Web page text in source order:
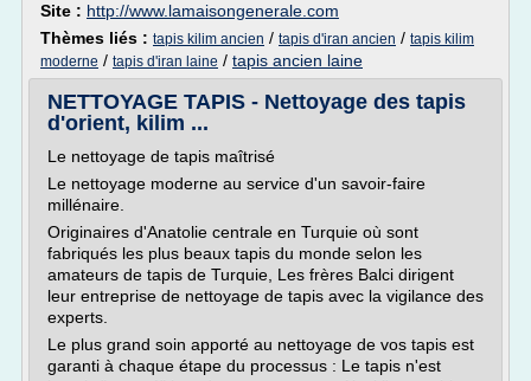
Site : http://www.lamaisongenerale.com
Thèmes liés : tapis kilim ancien / tapis d'iran ancien / tapis kilim
moderne / tapis d'iran laine / tapis ancien laine
NETTOYAGE TAPIS - Nettoyage des tapis
d'orient, kilim ...
Le nettoyage de tapis maîtrisé
Le nettoyage moderne au service d'un savoir-faire
millénaire.
Originaires d'Anatolie centrale en Turquie où sont
fabriqués les plus beaux tapis du monde selon les
amateurs de tapis de Turquie, Les frères Balci dirigent
leur entreprise de nettoyage de tapis avec la vigilance des
experts.
Le plus grand soin apporté au nettoyage de vos tapis est
garanti à chaque étape du processus : Le tapis n'est